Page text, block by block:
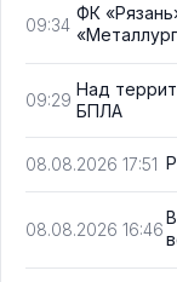
09:34
ФК
09:29
Над
БПЛА
08.08.2026 17:51
08.08.2026 16:46